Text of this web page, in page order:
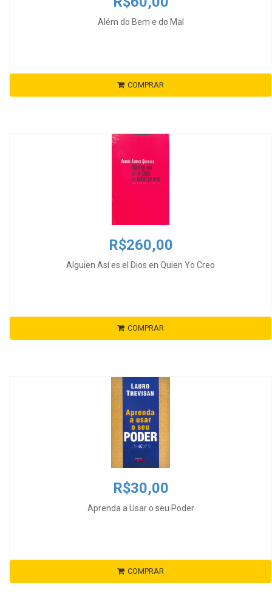
Além do Bem e do Mal
COMPRAR
R$260,00
Alguien Así es el Dios en Quien Yo Creo
COMPRAR
R$30,00
Aprenda a Usar o seu Poder
COMPRAR